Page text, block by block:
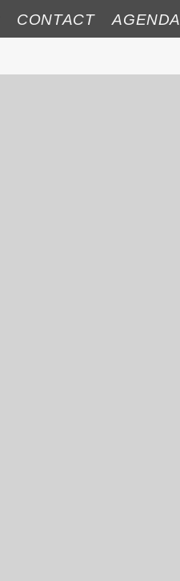
CONTACT AGENDA